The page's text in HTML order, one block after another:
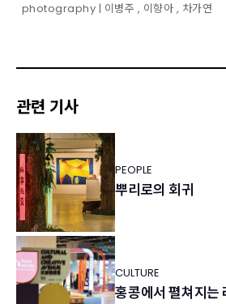
photography | 이병주 , 이향아 , 차가연
관련 기사
PEOPLE
뿌리로의 회귀
CULTURE
홍콩에서 펼쳐지는